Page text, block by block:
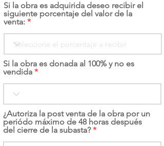
Si la obra es adquirida deseo recibir el
siguiente porcentaje del valor de la
venta:
Si la obra es donada al 100% y no es
vendida
¿Autoriza la post venta de la obra por un
periódo máximo de 48 horas después
del cierre de la subasta?